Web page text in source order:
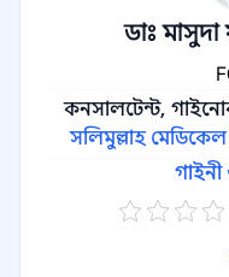
ডাঃ
কনসালটেন্ট,
সলিমুল্লাহ
গাইনী